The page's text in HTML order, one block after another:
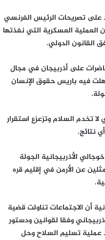
على تصريحات الرئيس الفرنسي
العملية العسكرية التي نفذتها
القانون الدولي.
على أذربيجان في مجال
فيه باريس حقوق الإنسان
تخدم السلام وتزعزع استقرار
نتائج.
الأذربيجانية الجولة
عن الأرمن في إقليم قره
أن الاجتماعات تناولت قضية
وفقا لقوانين ودستور
عملية تسليم السلاح وحل